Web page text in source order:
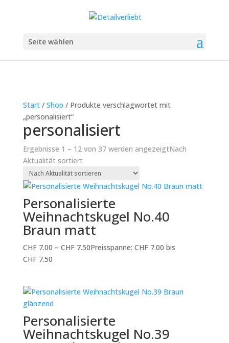
Seite wählen
Start/ Shop / Produkte verschlagwortet mit
„personalisiert“
personalisiert
Ergebnisse 1 – 12 von 37 werden angezeigtNach
Aktualität sortiert
Personalisierte
Weihnachtskugel No.40
Braun matt
CHF7.00 – CHF7.50Preisspanne: CHF 7.00 bis
CHF 7.50
Personalisierte
Weihnachtskugel No.39